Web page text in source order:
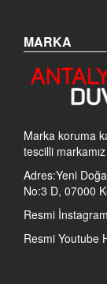
MARKA
Marka koruma
tescilli
Adres:Yeni
No:3 D, 07000
Resmi
Resmi Youtube